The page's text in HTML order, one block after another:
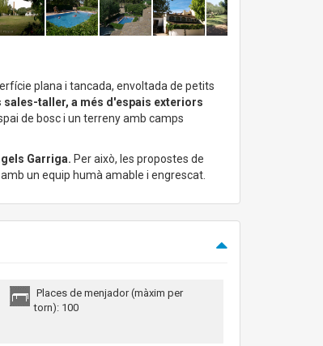
plana i tancada, envoltada de petits
taller, a més d'espais exteriors
de bosc i un terreny amb camps
Garriga. Per això, les propostes de
un equip humà amable i engrescat.
Places de menjador (màxim per
torn): 100